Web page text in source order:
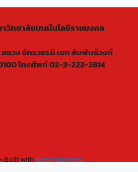
ทยาลัยเทคโนโลยีราชมงคล
ขวง จักรวรรดิ เขต สัมพันธ์วงศ์
โทรศัพท์ 02-2-222-2814
• Built withGeneratePress